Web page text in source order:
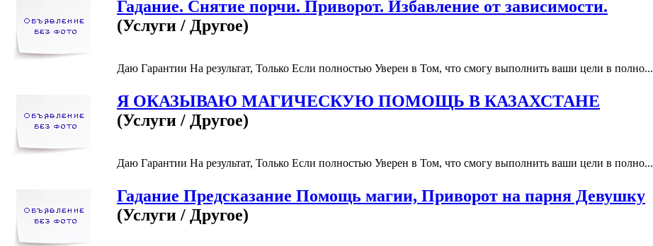
Гадание. Снятие порчи. Приворот. Избавление от зависимости.
(Услуги / Другое)
Даю Гарантии На результат, Только Если полностью Уверен в Том, что смогу выполнить ваши цели в полно...
Я ОКАЗЫВАЮ МАГИЧЕСКУЮ ПОМОЩЬ В КАЗАХСТАНЕ
(Услуги / Другое)
Даю Гарантии На результат, Только Если полностью Уверен в Том, что смогу выполнить ваши цели в полно...
Гадание Предсказание Помощь магии, Приворот на парня Девушку
(Услуги / Другое)